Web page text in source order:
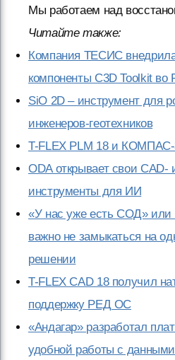
Мы работаем над
Читайте также:
Компания ТЕСИС
компоненты C3D Toolkit во
SiO 2D – инструмент для
инженеров-геотехников
T-FLEX PLM 18 и
ODA открывает свои CAD-
инструменты для ИИ
«У нас уже есть СОД» или
важно не замыкаться на
решении
T-FLEX CAD 18 получил
поддержку РЕД ОС
«Андагар» разработал
удобной работы с